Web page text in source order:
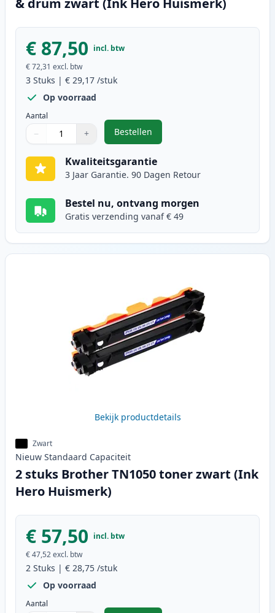
& drum zwart (Ink Hero Huismerk)
€ 87,50 incl. btw
€ 72,31 excl. btw
3 Stuks | € 29,17 /stuk
Op voorraad
Aantal
Gebruik de knoppen om aan te passen
− +
1
Bestellen
,3 stuks Brother TN1050 /
Kwaliteitsgarantie
3 Jaar Garantie. 90 Dagen Retour
Bestel nu, ontvang morgen
Gratis verzending vanaf € 49
Bekijk productdetails
Zwart
Nieuw Standaard Capaciteit
2 stuks Brother TN1050 toner zwart (Ink
Hero Huismerk)
€ 57,50 incl. btw
€ 47,52excl. btw
2 Stuks | € 28,75 /stuk
Op voorraad
Aantal